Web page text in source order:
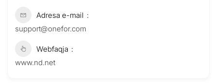
Adresa e-mail
support@onefor.com
Webfaqja
www.nd.net